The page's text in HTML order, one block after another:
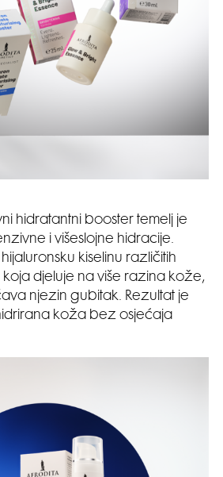
hidratantni booster temelj je
i višeslojne hidracije.
kiselinu različitih
koja djeluje na više razina kože,
njezin gubitak. Rezultat je
koža bez osjećaja